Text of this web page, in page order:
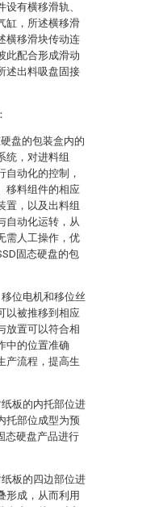
有横移滑轨、
缸，所述横移滑
横移滑块传动连
此配合形成滑动
述出料吸盘固接
盘的包装盒内的
统，对进料组
自动化的控制，
移料组件的相应
置，以及出料组
自动化运转，从
需人工操作，优
固态硬盘的包
位电机和移位丝
以被推移到相应
放置可以符合相
中的位置准确
产流程，提高生
板的内托部位进
托部位成型为预
态硬盘产品进行
板的四边部位进
形成，从而利用